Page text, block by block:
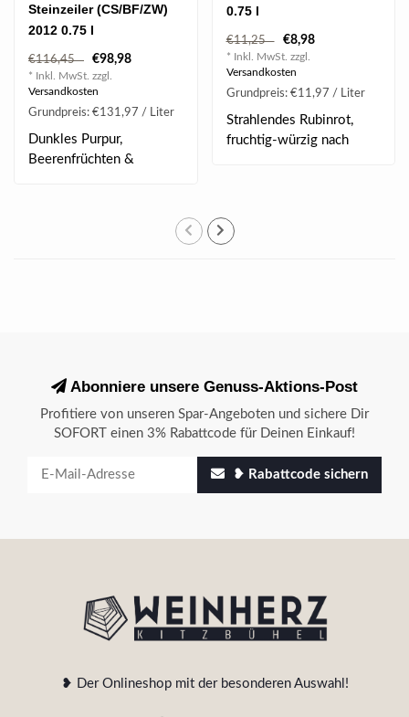
Steinzeiler (CS/BF/ZW)
2012 0.75 l
€116,45 €98,98
* Inkl. MwSt. zzgl.
Versandkosten
Grundpreis: €131,97 / Liter
Dunkles Purpur,
Beerenfrüchten &
0.75 l
€11,25 €8,98
* Inkl. MwSt. zzgl.
Versandkosten
Grundpreis: €11,97 / Liter
Strahlendes Rubinrot,
fruchtig-würzig nach
Abonniere unsere Genuss-Aktions-Post
Profitiere von unseren Spar-Angeboten und sichere Dir
SOFORT einen 3% Rabattcode für Deinen Einkauf!
❥ Rabattcode sichern
❥ Der Onlineshop mit der besonderen Auswahl!